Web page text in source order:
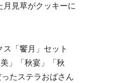
見草がクッキーに
「饗月」セット
」「秋宴」「秋
たステラおばさん